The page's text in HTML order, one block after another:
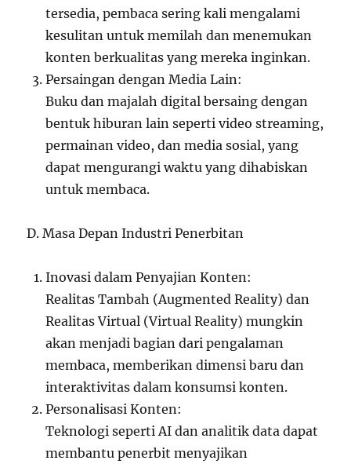
tersedia, pembaca sering kali mengalami
kesulitan untuk memilah dan menemukan
konten berkualitas yang mereka inginkan.
Persaingan dengan Media Lain:
Buku dan majalah digital bersaing dengan
bentuk hiburan lain seperti video streaming,
permainan video, dan media sosial, yang
dapat mengurangi waktu yang dihabiskan
untuk membaca.
D. Masa Depan Industri Penerbitan
Inovasi dalam Penyajian Konten:
Realitas Tambah (Augmented Reality) dan
Realitas Virtual (Virtual Reality) mungkin
akan menjadi bagian dari pengalaman
membaca, memberikan dimensi baru dan
interaktivitas dalam konsumsi konten.
Personalisasi Konten:
Teknologi seperti AI dan analitik data dapat
membantu penerbit menyajikan